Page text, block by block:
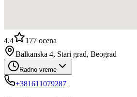
4.4 177 ocena
Balkanska 4, Stari grad, Beograd
Radno vreme
+381611079287